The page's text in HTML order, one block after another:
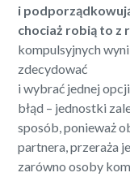
i
chociaż robią to z
kompulsyjnych
zdecydować
i wybrać jednej
błąd – jednostki
sposób, ponieważ
partnera, przeraża
zarówno osoby